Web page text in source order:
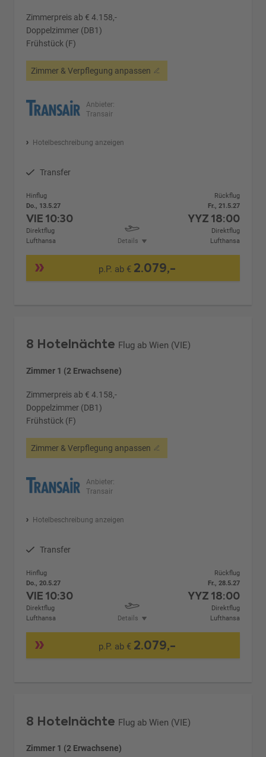
Zimmerpreis ab € 4.158,-
Doppelzimmer (DB1)
Frühstück (F)
Zimmer & Verpflegung anpassen
Anbieter:
Transair
Hotelbeschreibung anzeigen
Transfer
Hinflug
Do., 13.5.27
VIE10:30
Direktflug
Lufthansa
Details
Rückflug
Fr., 21.5.27
YYZ 18:00
Direktflug
Lufthansa
p.P. ab € 2.079,-
8 Hotelnächte Flug ab Wien (VIE)
Zimmer 1 (2 Erwachsene)
Zimmerpreis ab € 4.158,-
Doppelzimmer (DB1)
Frühstück (F)
Zimmer & Verpflegung anpassen
Anbieter:
Transair
Hotelbeschreibung anzeigen
Transfer
Hinflug
Do., 20.5.27
VIE10:30
Direktflug
Lufthansa
Details
Rückflug
Fr., 28.5.27
YYZ 18:00
Direktflug
Lufthansa
p.P. ab € 2.079,-
8 Hotelnächte Flug ab Wien (VIE)
Zimmer 1 (2 Erwachsene)